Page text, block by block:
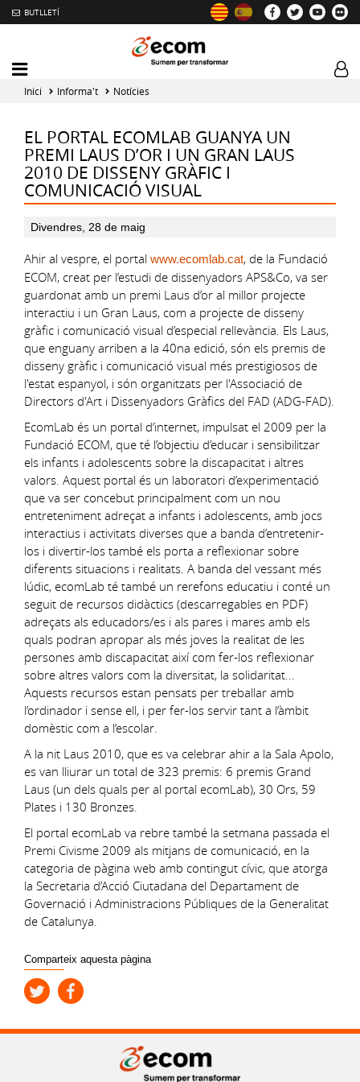
BUTLLETÍ
Mobile
menu
toggler
Inici Informa't Notícies
EL PORTAL ECOMLAB GUANYA UN
PREMI LAUS D’OR I UN GRAN LAUS
2010 DE DISSENY GRÀFIC I
COMUNICACIÓ VISUAL
Divendres, 28 de maig
Ahir al vespre, el portal www.ecomlab.cat, de la Fundació
ECOM, creat per l’estudi de dissenyadors APS&Co, va ser
guardonat amb un premi Laus d’or al millor projecte
interactiu i un Gran Laus, com a projecte de disseny
gràfic i comunicació visual d’especial rellevància. Els Laus,
que enguany arriben a la 40na edició, són els premis de
disseny gràfic i comunicació visual més prestigiosos de
l'estat espanyol, i són organitzats per l'Associació de
Directors d'Art i Dissenyadors Gràfics del FAD (ADG-FAD).
EcomLab és un portal d’internet, impulsat el 2009 per la
Fundació ECOM, que té l’objectiu d’educar i sensibilitzar
els infants i adolescents sobre la discapacitat i altres
valors. Aquest portal és un laboratori d’experimentació
que va ser concebut principalment com un nou
entreteniment adreçat a infants i adolescents, amb jocs
interactius i activitats diverses que a banda d’entretenir-
los i divertir-los també els porta a reflexionar sobre
diferents situacions i realitats. A banda del vessant més
lúdic, ecomLab té també un rerefons educatiu i conté un
seguit de recursos didàctics (descarregables en PDF)
adreçats als educadors/es i als pares i mares amb els
quals podran apropar als més joves la realitat de les
persones amb discapacitat així com fer-los reflexionar
sobre altres valors com la diversitat, la solidaritat...
Aquests recursos estan pensats per treballar amb
l’ordinador i sense ell, i per fer-los servir tant a l’àmbit
domèstic com a l’escolar.
A la nit Laus 2010, que es va celebrar ahir a la Sala Apolo,
es van lliurar un total de 323 premis: 6 premis Grand
Laus (un dels quals per al portal ecomLab), 30 Ors, 59
Plates i 130 Bronzes.
El portal ecomLab va rebre també la setmana passada el
Premi Civisme 2009 als mitjans de comunicació, en la
categoria de pàgina web amb contingut cívic, que atorga
la Secretaria d’Acció Ciutadana del Departament de
Governació i Administracions Públiques de la Generalitat
de Catalunya.
Comparteix aquesta pàgina